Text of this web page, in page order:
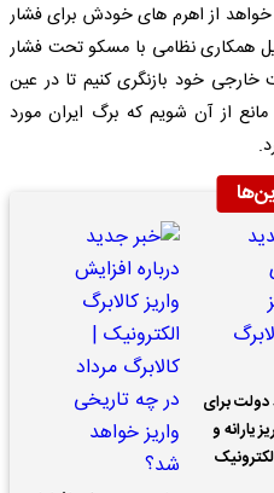
خواهد از اهرم های خودش برای فشار
همکاری نظامی با مسکو تحت فشار
خارجی خود بازنگری کنیم تا در عین
مانع از آن شویم که برگ ایران مورد
برای
یارانه و